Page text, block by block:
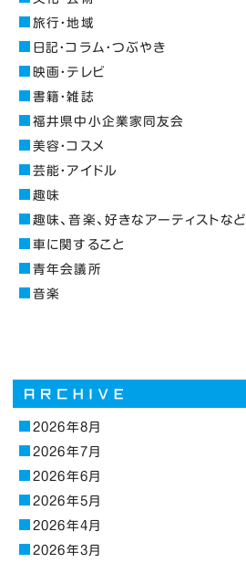
旅行・地域
日記・コラム・つぶやき
映画・テレビ
書籍・雑誌
福井県中小企業家同友会
美容・コスメ
芸能・アイドル
趣味
趣味、音楽、好きなアーティストなど
車に関すること
青年会議所
音楽
2026年8月
2026年7月
2026年6月
2026年5月
2026年4月
2026年3月